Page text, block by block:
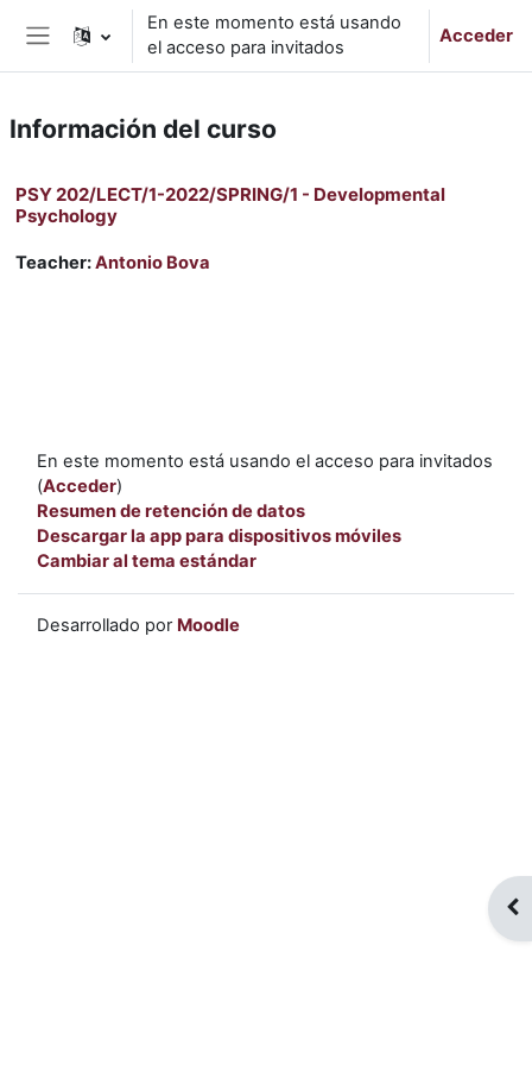
Salta al contenido principal
Panel lateral
En este momento está usando
el acceso para invitados
Acceder
Información del curso
PSY 202/LECT/1-2022/SPRING/1 - Developmental
Psychology
Teacher:Antonio Bova
En este momento está usando el acceso para invitados
(Acceder)
Resumen de retención de datos
Descargar la app para dispositivos móviles
Cambiar al tema estándar
Desarrollado por Moodle